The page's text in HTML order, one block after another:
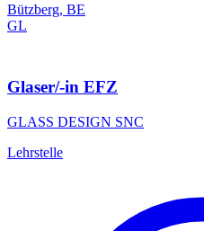
Bützberg, BE
GL
Glaser/-in EFZ
GLASS DESIGN SNC
Lehrstelle